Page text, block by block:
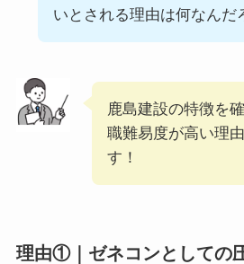
いとされる理由は何なんだ
鹿島建設の特徴を
職難易度が高い理
す！
理由①｜ゼネコンとしての